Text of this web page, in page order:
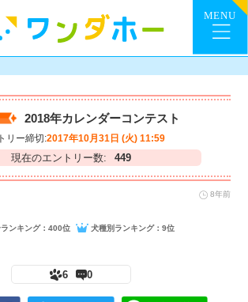
2018年カレンダーコンテスト
リー締切:2017年10月31日 (火) 11:59
現在のエントリー数: 449
8年前
ンキング：400位 犬種別ランキング：9位
6 0